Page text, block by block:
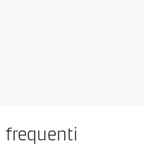
frequenti